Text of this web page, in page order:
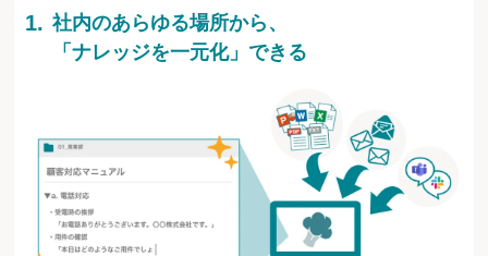
社内のあらゆる場所から、
「ナレッジを一元化」できる